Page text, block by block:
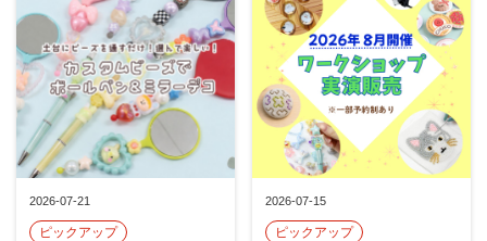
2026-07-21
ピックアップ
2026-07-15
ピックアップ